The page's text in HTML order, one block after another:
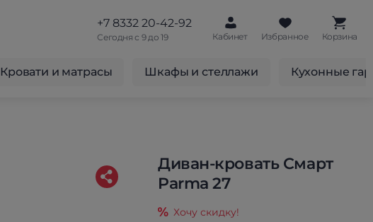
+7 8332 20-42-92
Сегодня с 9 до 19 Кабинет Избранное Корзина
Кровати и матрасы Шкафы и стеллажи Кухонные
Диван-кровать Смарт
Parma 27
Хочу скидку!